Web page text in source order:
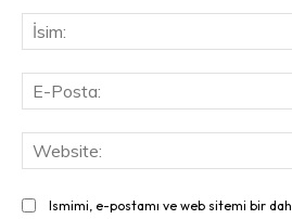
Ismimi, e-postamı ve web sitemi bir